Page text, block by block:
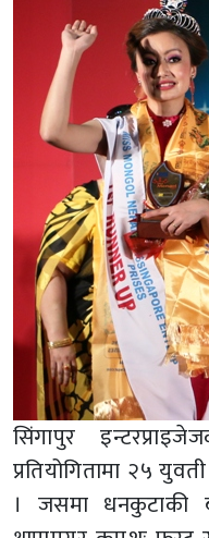
सिंगापुर
प्रतियोगितामा २५
। जसमा धनकुटाकी